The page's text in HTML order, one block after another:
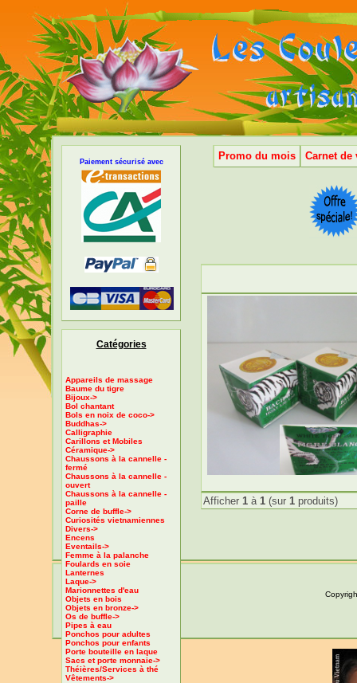
Paiement sécurisé avec
Catégories
Appareils de massage
Baume du tigre
Bijoux->
Bol chantant
Bols en noix de coco->
Buddhas->
Calligraphie
Carillons et Mobiles
Céramique->
Chaussons à la cannelle -
fermé
Chaussons à la cannelle -
ouvert
Chaussons à la cannelle -
paille
Corne de buffle->
Curiosités vietnamiennes
Divers->
Encens
Eventails->
Femme à la palanche
Foulards en soie
Lanternes
Laque->
Marionnettes d'eau
Objets en bois
Objets en bronze->
Os de buffle->
Pipes à eau
Ponchos pour adultes
Ponchos pour enfants
Porte bouteille en laque
Sacs et porte monnaie->
Théières/Services à thé
Vêtements->
Promo du mois Carnet de
Afficher 1 à 1 (sur 1 produits)